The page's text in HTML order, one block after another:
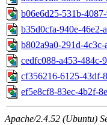
b06e6d25-531b-
b35d0cfa-940e-
b802a9a0-291d-
cedfc088-a453-484c-
cf356216-6125-43df-
ef5e8cf8-83ec-4b2f-
Apache/2.4.52 (Ubuntu)